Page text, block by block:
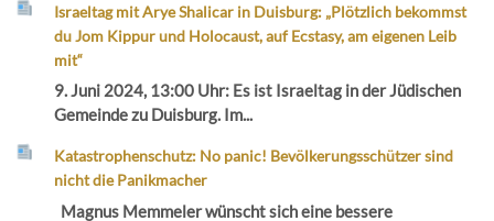
Israeltag mit Arye Shalicar in Duisburg: „Plötzlich bekommst
du Jom Kippur und Holocaust, auf Ecstasy, am eigenen Leib
mit“
9. Juni 2024, 13:00 Uhr: Es ist Israeltag in der Jüdischen
Gemeinde zu Duisburg. Im...
Katastrophenschutz: No panic! Bevölkerungsschützer sind
nicht die Panikmacher
Magnus Memmeler wünscht sich eine bessere